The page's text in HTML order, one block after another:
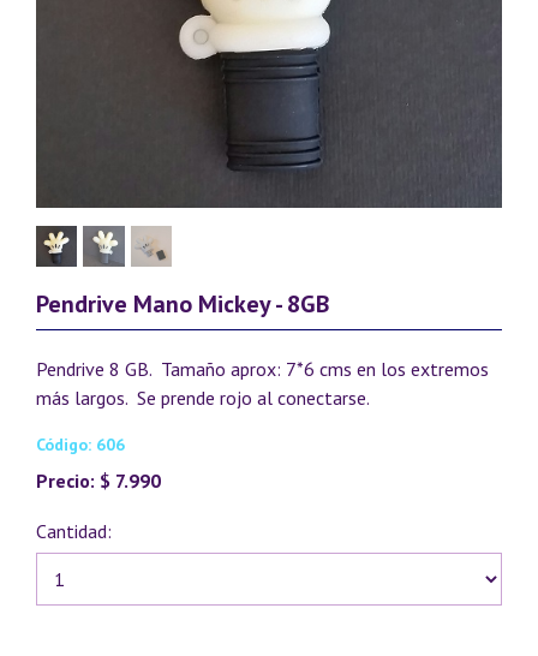
Pendrive Mano Mickey - 8GB
Pendrive 8 GB. Tamaño aprox: 7*6 cms en los extremos
más largos. Se prende rojo al conectarse.
Código: 606
Precio: $ 7.990
Cantidad: